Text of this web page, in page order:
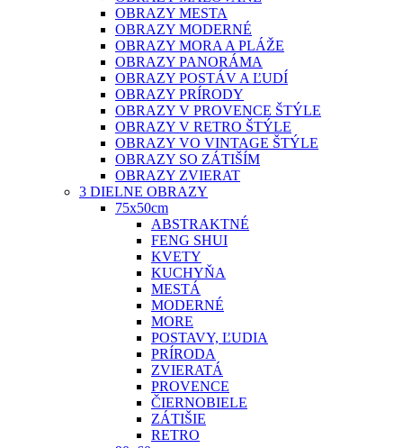
OBRAZY MESTA
OBRAZY MODERNÉ
OBRAZY MORA A PLÁŽE
OBRAZY PANORÁMA
OBRAZY POSTÁV A ĽUDÍ
OBRAZY PRÍRODY
OBRAZY V PROVENCE ŠTÝLE
OBRAZY V RETRO ŠTÝLE
OBRAZY VO VINTAGE ŠTÝLE
OBRAZY SO ZÁTIŠÍM
OBRAZY ZVIERAT
3 DIELNE OBRAZY
75x50cm
ABSTRAKTNÉ
FENG SHUI
KVETY
KUCHYŇA
MESTÁ
MODERNÉ
MORE
POSTAVY, ĽUDIA
PRÍRODA
ZVIERATÁ
PROVENCE
ČIERNOBIELE
ZÁTIŠIE
RETRO